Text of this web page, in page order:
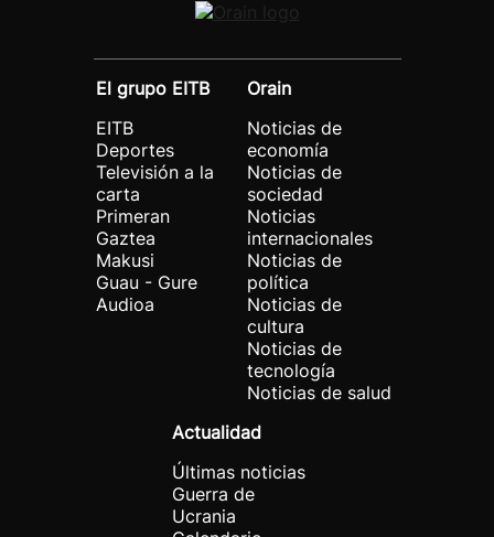
El grupo EITB
EITB
Deportes
Televisión a la
carta
Primeran
Gaztea
Makusi
Guau - Gure
Audioa
Orain
Noticias de
economía
Noticias de
sociedad
Noticias
internacionales
Noticias de
política
Noticias de
cultura
Noticias de
tecnología
Noticias de salud
Actualidad
Últimas noticias
Guerra de
Ucrania